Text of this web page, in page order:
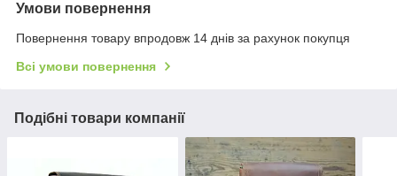
Умови повернення
Повернення товару впродовж 14 днів за рахунок покупця
Всі умови повернення
Подібні товари компанії